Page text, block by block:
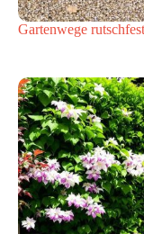
Gartenwege